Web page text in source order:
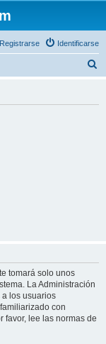
Identificarse
Registrarse
tomará solo unos
La Administración
los usuarios
con
favor, lee las normas de